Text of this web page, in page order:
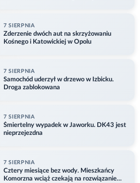
7 SIERPNIA
Zderzenie dwóch aut na skrzyżowaniu
Kośnego i Katowickiej w Opolu
7 SIERPNIA
Samochód uderzył w drzewo w Izbicku.
Droga zablokowana
7 SIERPNIA
Śmiertelny wypadek w Jaworku. DK43 jest
nieprzejezdna
7 SIERPNIA
Cztery miesiące bez wody. Mieszkańcy
Komorzna wciąż czekają na rozwiązanie